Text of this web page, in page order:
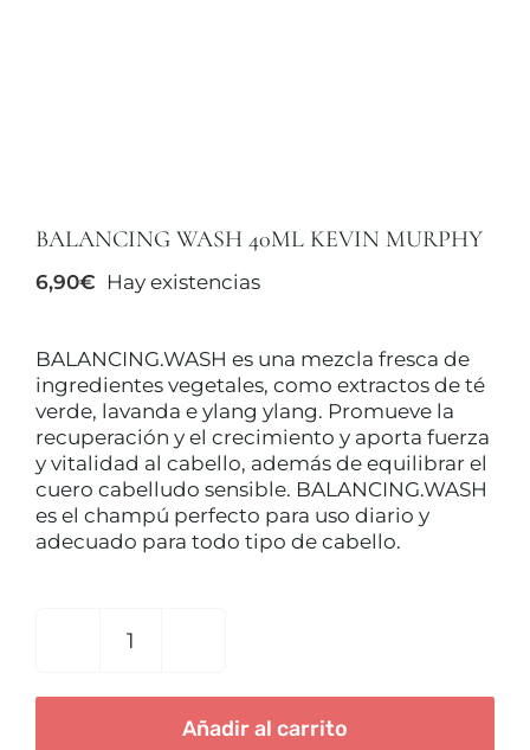
HOMBRE
CUIDADO CAPILAR
BALANCING WASH 40ML KEVIN MURPHY
6,90€ Hay existencias
BALANCING.WASH es una mezcla fresca de
ingredientes vegetales, como extractos de té
verde, lavanda e ylang ylang. Promueve la
recuperación y el crecimiento y aporta fuerza
y vitalidad al cabello, además de equilibrar el
cuero cabelludo sensible. BALANCING.WASH
es el champú perfecto para uso diario y
adecuado para todo tipo de cabello.
BALANCING
40ML
KEVINAñadir al carrito